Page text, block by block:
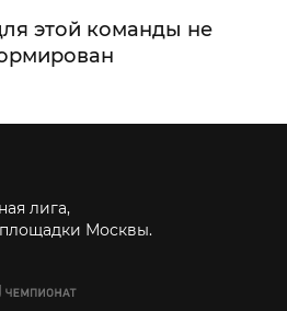
этой команды не
лига,
Москвы.